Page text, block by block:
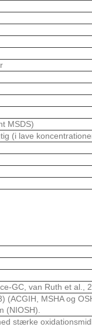
MSDS)
(i lave
GC, van Ruth et al.,
(ACGIH, MSHA og
(NIOSH).
stærke